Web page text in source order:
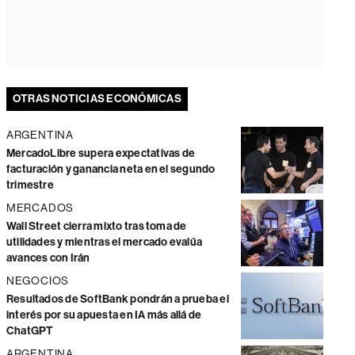
OTRAS NOTICIAS ECONÓMICAS
ARGENTINA
MercadoLibre supera expectativas de
facturación y ganancia neta en el segundo
trimestre
MERCADOS
Wall Street cierra mixto tras toma de
utilidades y mientras el mercado evalúa
avances con Irán
NEGOCIOS
Resultados de SoftBank pondrán a prueba el
interés por su apuesta en IA más allá de
ChatGPT